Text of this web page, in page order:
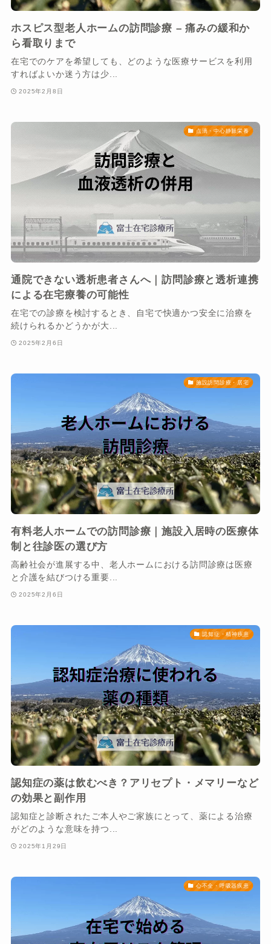
ホスピス型老人ホームの訪問診療 – 痛みの緩和か
ら看取りまで
在宅でのケアを希望しても、どのような医療サービスを利用
すればよいか迷う方は少...
2025年2月8日
点滴・中心静脈栄養
通院できない透析患者さんへ｜訪問診療と透析連携
による在宅療養の可能性
在宅での診療を検討するとき、自宅で快適かつ安全に治療を
続けられるかどうかが大...
2025年2月6日
施設訪問診療・居宅
有料老人ホームでの訪問診療｜施設入居時の医療体
制と往診医の選び方
高齢社会が進展する中、老人ホームにおける訪問診療は医療
と介護を結びつける重要...
2025年2月6日
認知症・精神疾患
認知症の薬は飲むべき？アリセプト・メマリーなど
の効果と副作用
認知症と診断されたご本人やご家族にとって、薬による治療
がどのような意味を持つ...
2025年1月29日
心不全・呼吸器疾患